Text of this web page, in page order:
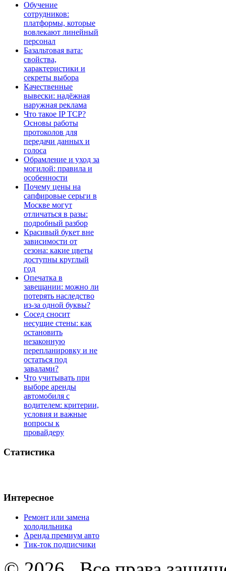
Обучение
сотрудников:
платформы, которые
вовлекают линейный
персонал
Базальтовая вата:
свойства,
характеристики и
секреты выбора
Качественные
вывески: надёжная
наружная реклама
Что такое IP TCP?
Основы работы
протоколов для
передачи данных и
голоса
Обрамление и уход за
могилой: правила и
особенности
Почему цены на
сапфировые серьги в
Москве могут
отличаться в разы:
подробный разбор
Красивый букет вне
зависимости от
сезона: какие цветы
доступны круглый
год
Опечатка в
завещании: можно ли
потерять наследство
из-за одной буквы?
Сосед сносит
несущие стены: как
остановить
незаконную
перепланировку и не
остаться под
завалами?
Что учитывать при
выборе аренды
автомобиля с
водителем: критерии,
условия и важные
вопросы к
провайдеру
Статистика
Интересное
Ремонт или замена
холодильника
Аренда премиум авто
Тик-ток подписчики